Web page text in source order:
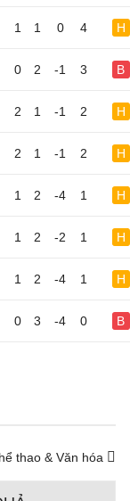
1 1 0 4 H
0 2 -1 3 B
2 1 -1 2 H
2 1 -1 2 H
1 2 -4 1 H
1 2 -2 1 H
1 2 -4 1 H
0 3 -4 0 B
thao & Văn hóa